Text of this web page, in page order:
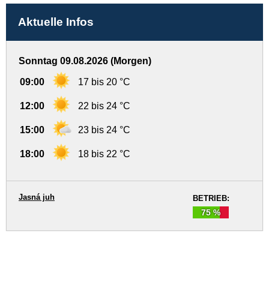
Aktuelle Infos
Sonntag 09.08.2026 (Morgen)
09:00 17 bis 20 °C
12:00 22 bis 24 °C
15:00 23 bis 24 °C
18:00 18 bis 22 °C
BETRIEB:
75 %
Jasná juh